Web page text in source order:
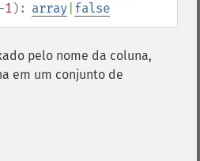
1): array false
pelo nome da coluna,
em um conjunto de